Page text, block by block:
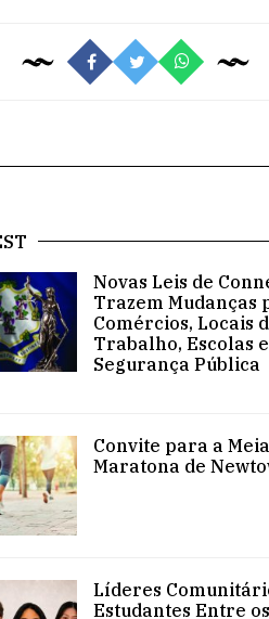
Novas Leis de
Trazem Mudanças
Comércios, Locais
Trabalho, Escolas
Segurança Pública
Convite para a Meia
Maratona de
Líderes
Estudantes Entre os